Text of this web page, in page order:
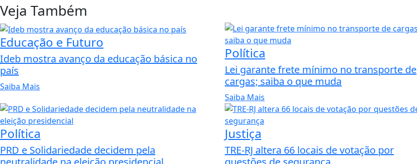
Veja Também
Educação e Futuro
Ideb mostra avanço da educação básica no
país
Saiba Mais
Política
Lei garante frete mínimo no transporte de
cargas; saiba o que muda
Saiba Mais
Política
PRD e Solidariedade decidem pela
Justiça
TRE-RJ altera 66 locais de votação por